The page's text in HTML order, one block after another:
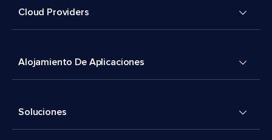
Cloud Providers
Alojamiento De Aplicaciones
Soluciones